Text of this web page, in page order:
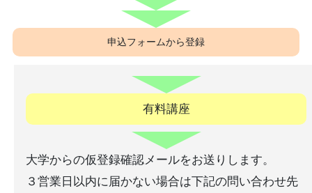
申込フォームから登録
有料講座
大学からの仮登録確認メールをお送りします。
３営業日以内に届かない場合は下記の問い合わせ先